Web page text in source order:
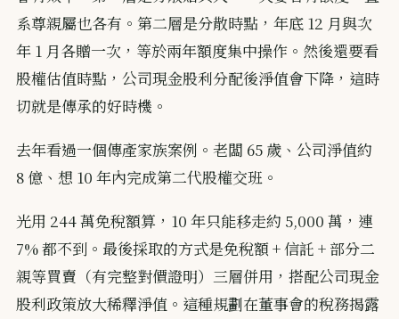
系尊親屬也各有。第二層是分散時點，年底 12 月與次
年 1 月各贈一次，等於兩年額度集中操作。然後還要看
股權估值時點，公司現金股利分配後淨值會下降，這時
切就是傳承的好時機。
去年看過一個傳產家族案例。老闆 65 歲、公司淨值約
8 億、想 10 年內完成第二代股權交班。
光用 244 萬免稅額算，10 年只能移走約 5,000 萬，連
7% 都不到。最後採取的方式是免稅額 + 信託 + 部分二
親等買賣（有完整對價證明）三層併用，搭配公司現金
股利政策放大稀釋淨值。這種規劃在董事會的稅務揭露